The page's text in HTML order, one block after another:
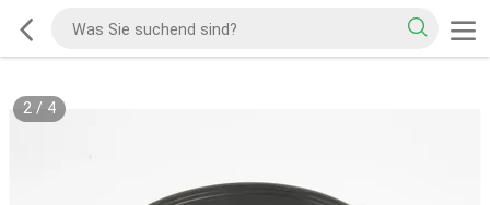
2/ 4